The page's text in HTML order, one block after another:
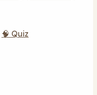
🧠 Quiz